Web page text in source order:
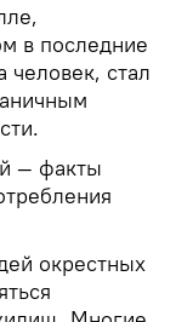
в последние
человек, стал
— факты
окрестных